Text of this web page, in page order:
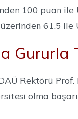
100 puan
61.5 ile
Rektörü Prof.
olma